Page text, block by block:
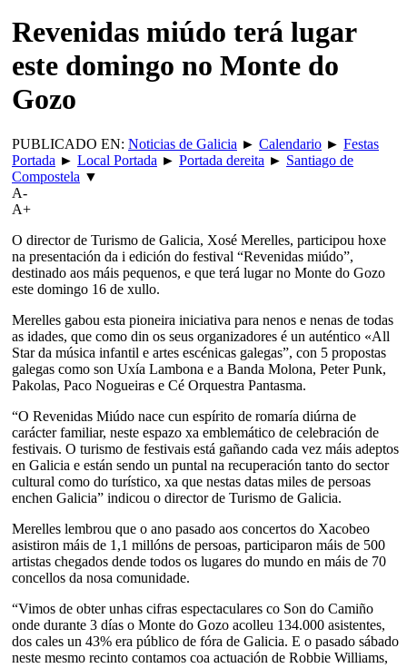
Revenidas miúdo terá lugar
este domingo no Monte do
Gozo
PUBLICADO EN: Noticias de Galicia ► Calendario ► Festas
Portada ► Local Portada ► Portada dereita ► Santiago de
Compostela ▼
A-
A+
O director de Turismo de Galicia, Xosé Merelles, participou hoxe
na presentación da i edición do festival “Revenidas miúdo”,
destinado aos máis pequenos, e que terá lugar no Monte do Gozo
este domingo 16 de xullo.
Merelles gabou esta pioneira iniciativa para nenos e nenas de todas
as idades, que como din os seus organizadores é un auténtico «All
Star da música infantil e artes escénicas galegas”, con 5 propostas
galegas como son Uxía Lambona e a Banda Molona, Peter Punk,
Pakolas, Paco Nogueiras e Cé Orquestra Pantasma.
“O Revenidas Miúdo nace cun espírito de romaría diúrna de
carácter familiar, neste espazo xa emblemático de celebración de
festivais. O turismo de festivais está gañando cada vez máis adeptos
en Galicia e están sendo un puntal na recuperación tanto do sector
cultural como do turístico, xa que nestas datas miles de persoas
enchen Galicia” indicou o director de Turismo de Galicia.
Merelles lembrou que o ano pasado aos concertos do Xacobeo
asistiron máis de 1,1 millóns de persoas, participaron máis de 500
artistas chegados dende todos os lugares do mundo en máis de 70
concellos da nosa comunidade.
“Vimos de obter unhas cifras espectaculares co Son do Camiño
onde durante 3 días o Monte do Gozo acolleu 134.000 asistentes,
dos cales un 43% era público de fóra de Galicia. E o pasado sábado
neste mesmo recinto contamos coa actuación de Robbie Williams,